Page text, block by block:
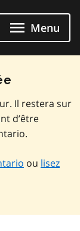
Menu
Il restera sur
d’être
ou lisez